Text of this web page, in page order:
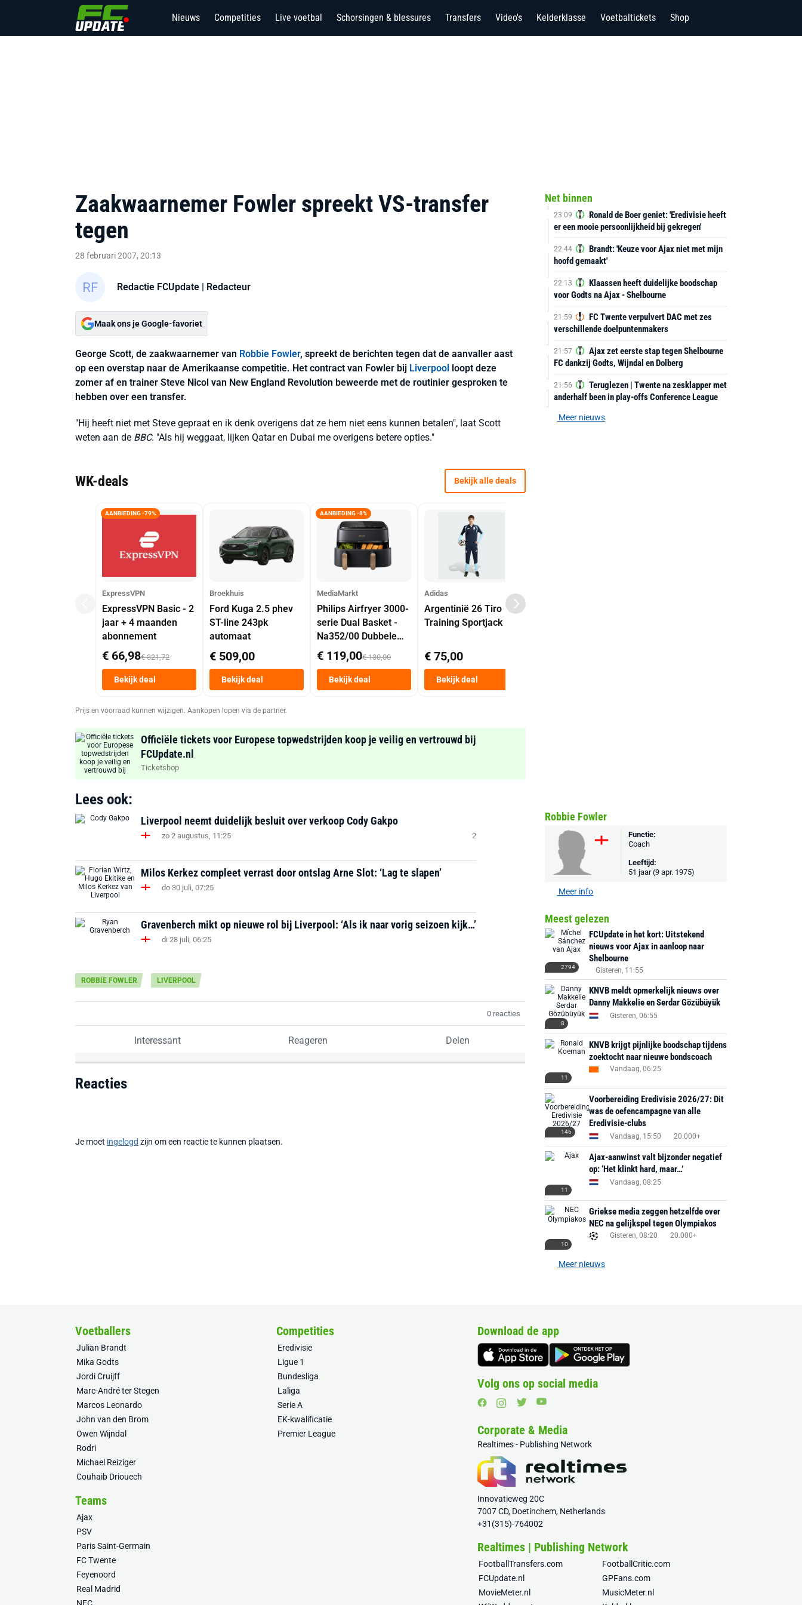
Nieuws Competities Live voetbal Schorsingen & blessures Transfers Video's Kelderklasse Voetbaltickets Shop
Zaakwaarnemer Fowler spreekt VS-transfer
tegen
28 februari 2007, 20:13
Redactie FCUpdate | Redacteur
Maak ons je Google-favoriet
George Scott, de zaakwaarnemer van Robbie Fowler, spreekt de berichten tegen dat de aanvaller aast
op een overstap naar de Amerikaanse competitie. Het contract van Fowler bij Liverpool loopt deze
zomer af en trainer Steve Nicol van New England Revolution beweerde met de routinier gesproken te
hebben over een transfer.
"Hij heeft niet met Steve gepraat en ik denk overigens dat ze hem niet eens kunnen betalen", laat Scott
weten aan de BBC. "Als hij weggaat, lijken Qatar en Dubai me overigens betere opties."
WK-deals Bekijk alle deals
AANBIEDING -79%
ExpressVPN
ExpressVPN Basic - 2
jaar + 4 maanden
abonnement
€ 66,98€ 321,72
Bekijk deal
Broekhuis
Ford Kuga 2.5 phev
ST-line 243pk
automaat
€ 509,00
Bekijk deal
AANBIEDING -8%
MediaMarkt
Philips Airfryer 3000-
serie Dual Basket -
Na352/00 Dubbele
Mand 9 L Tot 6
Personen
Heteluchtfriteuse
Zwart
€ 119,00€ 130,00
Bekijk deal
Adidas
Argentinië 26 Tiro
Training Sportjack
€ 75,00
Bekijk deal
Prijs en voorraad kunnen wijzigen. Aankopen lopen via de partner.
Officiële tickets voor Europese topwedstrijden koop je veilig en vertrouwd bij
FCUpdate.nl
Ticketshop
Lees ook:
Liverpool neemt duidelijk besluit over verkoop Cody Gakpo
zo 2 augustus, 11:25 2
Milos Kerkez compleet verrast door ontslag Arne Slot: ‘Lag te slapen’
do 30 juli, 07:25
Gravenberch mikt op nieuwe rol bij Liverpool: ‘Als ik naar vorig seizoen kijk…’
di 28 juli, 06:25
ROBBIE FOWLER LIVERPOOL
0 reacties
Interessant Reageren Delen
Reacties
Je moet ingelogd zijn om een reactie te kunnen plaatsen.
Net binnen
23:09
Ronald de Boer geniet: 'Eredivisie heeft
er een mooie persoonlijkheid bij gekregen'
22:44
Brandt: 'Keuze voor Ajax niet met mijn
hoofd gemaakt'
22:13
Klaassen heeft duidelijke boodschap
voor Godts na Ajax - Shelbourne
21:59
FC Twente verpulvert DAC met zes
verschillende doelpuntenmakers
21:57
Ajax zet eerste stap tegen Shelbourne
FC dankzij Godts, Wijndal en Dolberg
21:56
Teruglezen | Twente na zesklapper met
anderhalf been in play-offs Conference League
Meer nieuws
Robbie Fowler
Functie:
Coach
Leeftijd:
51 jaar (9 apr. 1975)
Meer info
Meest gelezen
2794
FCUpdate in het kort: Uitstekend
nieuws voor Ajax in aanloop naar
Shelbourne
Gisteren, 11:55
8
KNVB meldt opmerkelijk nieuws over
Danny Makkelie en Serdar Gözübüyük
Gisteren, 06:55
11
KNVB krijgt pijnlijke boodschap tijdens
zoektocht naar nieuwe bondscoach
Vandaag, 06:25
146
Voorbereiding Eredivisie 2026/27: Dit
was de oefencampagne van alle
Eredivisie-clubs
Vandaag, 15:50 20.000+
11
Ajax-aanwinst valt bijzonder negatief
op: ‘Het klinkt hard, maar…’
Vandaag, 08:25
10
Griekse media zeggen hetzelfde over
NEC na gelijkspel tegen Olympiakos
Gisteren, 08:20 20.000+
Meer nieuws
Voetballers
Julian Brandt
Mika Godts
Jordi Cruijff
Marc-André ter Stegen
Marcos Leonardo
John van den Brom
Owen Wijndal
Rodri
Michael Reiziger
Couhaib Driouech
Competities
Eredivisie
Ligue 1
Bundesliga
Laliga
Serie A
EK-kwalificatie
Premier League
Teams
Ajax
PSV
Paris Saint-Germain
FC Twente
Feyenoord
Real Madrid
Download de app
Volg ons op social media
Corporate & Media
Realtimes - Publishing Network
Innovatieweg 20C
7007 CD, Doetinchem, Netherlands
+31(315)-764002
Realtimes | Publishing Network
FootballTransfers.com
FootballCritic.com
FCUpdate.nl
GPFans.com
MovieMeter.nl
MusicMeter.nl